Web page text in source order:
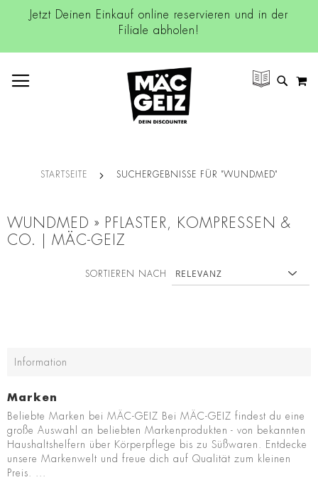
Jetzt Deinen Einkauf online reservieren und in der
Filiale abholen!
SUCHE
STARTSEITE SUCHERGEBNISSE FÜR "WUNDMED"
WUNDMED » PFLASTER, KOMPRESSEN &
CO. | MÄC-GEIZ
Information
Marken
Beliebte Marken bei MÄC-GEIZ Bei MÄC-GEIZ findest du eine
große Auswahl an beliebten Markenprodukten - von bekannten
Haushaltshelfern über Körperpflege bis zu Süßwaren. Entdecke
unsere Markenwelt und freue dich auf Qualität zum kleinen
Preis. ...
SORTIEREN NACH